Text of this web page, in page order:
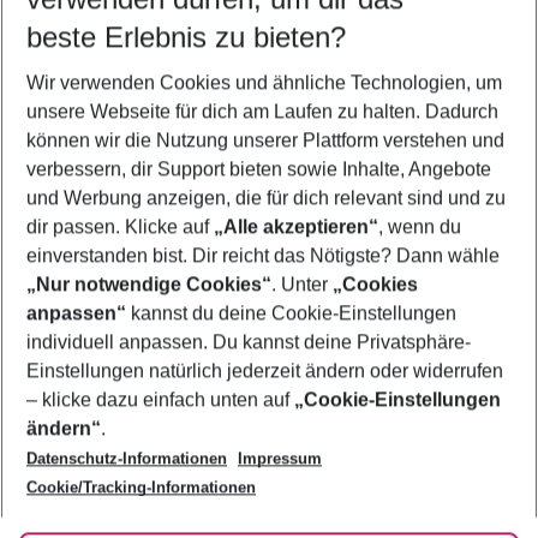
5-8 Nächte
2 Erwachsene Keine Kinder
Mehr Filter anzeigen
Footer
Footer navigation
Über uns
AGB
Bestpreisgarantie
Cookie-Einstellungen ändern
Cookie-Richtlinie
Agenturbetreuung
Barrierefreies Reisen
Folge uns
beste Erlebnis zu bieten?
Wir verwenden Cookies und ähnliche Technologien, um
unsere Webseite für dich am Laufen zu halten. Dadurch
können wir die Nutzung unserer Plattform verstehen und
verbessern, dir Support bieten sowie Inhalte, Angebote
und Werbung anzeigen, die für dich relevant sind und zu
dir passen. Klicke auf „Alle akzeptieren“, wenn du
einverstanden bist. Dir reicht das Nötigste? Dann wähle
„Nur notwendige Cookies“. Unter „Cookies
anpassen“ kannst du deine Cookie-Einstellungen
individuell anpassen. Du kannst deine Privatsphäre-
Einstellungen natürlich jederzeit ändern oder widerrufen
– klicke dazu einfach unten auf „Cookie-Einstellungen
ändern“.
Datenschutz-Informationen
Impressum
Cookie/Tracking-Informationen